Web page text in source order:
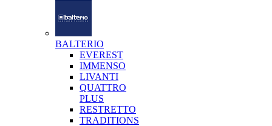
BALTERIO
EVEREST
IMMENSO
LIVANTI
QUATTRO
PLUS
RESTRETTO
TRADITIONS